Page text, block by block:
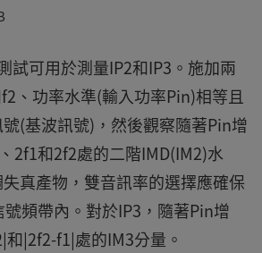
試可用於測量IP2和IP3。施加兩
、功率水準(輸入功率Pin)相等且
(基波訊號)，然後觀察隨著Pin增
2f1和2f2處的二階IMD(IM2)水
真產物，雙音訊率的選擇應確保
頻帶內。對於IP3，隨著Pin增
|2f2-f1|處的IM3分量。